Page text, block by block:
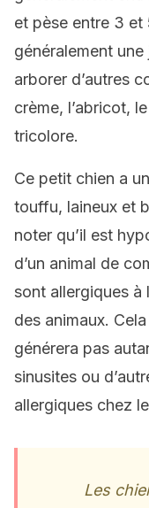
et pèse entre 3 et
généralement
arborer d’autres
crème, l’abricot,
tricolore.
Ce petit chien a
touffu, laineux et
noter qu’il est
d’un animal de
sont allergiques à
des animaux.
générera pas
sinusites ou
allergiques chez
Les